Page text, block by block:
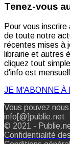
Tenez-vous
Pour vous
de toute notre
récentes mises à
librairie et autres
cliquez tout
d'info est
JE M'ABONNE À
Vous pouvez
info[@]publie.net
© 2021 -
Confidentialité